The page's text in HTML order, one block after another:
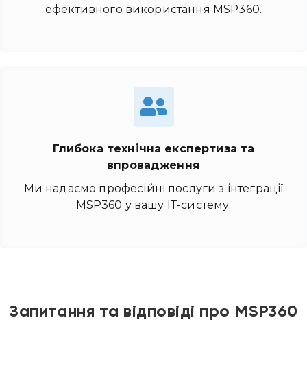
ефективного використання MSP360.
Глибока технічна експертиза та
впровадження
Ми надаємо професійні послуги з інтеграції
MSP360 у вашу ІТ-систему.
Запитання та відповіді про MSP360